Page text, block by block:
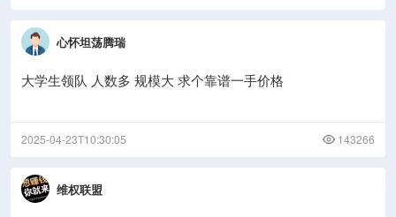
心怀坦荡腾瑞
大学生领队 人数多 规模大 求个靠谱一手价格
2025-04-23T10:30:05 143266
维权联盟